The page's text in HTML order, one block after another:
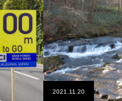
2021.11.20